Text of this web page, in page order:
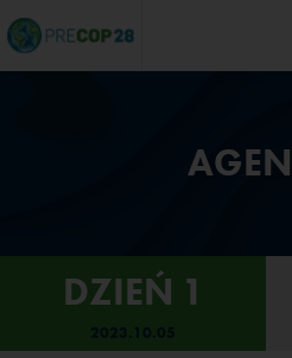
DZIEŃ 1